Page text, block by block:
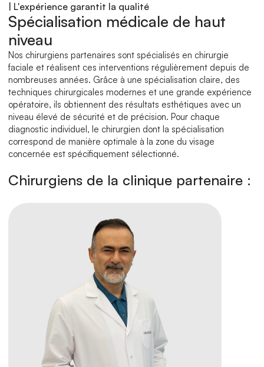
| L'expérience garantit la qualité
Spécialisation médicale de haut
niveau
Nos chirurgiens partenaires sont spécialisés en chirurgie
faciale et réalisent ces interventions régulièrement depuis de
nombreuses années. Grâce à une spécialisation claire, des
techniques chirurgicales modernes et une grande expérience
opératoire, ils obtiennent des résultats esthétiques avec un
niveau élevé de sécurité et de précision. Pour chaque
diagnostic individuel, le chirurgien dont la spécialisation
correspond de manière optimale à la zone du visage
concernée est spécifiquement sélectionné.
Chirurgiens de la clinique partenaire :